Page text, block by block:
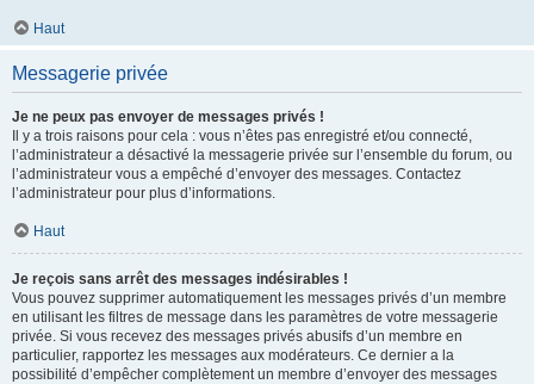
Haut
Messagerie privée
Je ne peux pas envoyer de messages privés !
Il y a trois raisons pour cela : vous n’êtes pas enregistré et/ou connecté,
l’administrateur a désactivé la messagerie privée sur l’ensemble du forum, ou
l’administrateur vous a empêché d’envoyer des messages. Contactez
l’administrateur pour plus d’informations.
Haut
Je reçois sans arrêt des messages indésirables !
Vous pouvez supprimer automatiquement les messages privés d’un membre
en utilisant les filtres de message dans les paramètres de votre messagerie
privée. Si vous recevez des messages privés abusifs d’un membre en
particulier, rapportez les messages aux modérateurs. Ce dernier a la
possibilité d’empêcher complètement un membre d’envoyer des messages